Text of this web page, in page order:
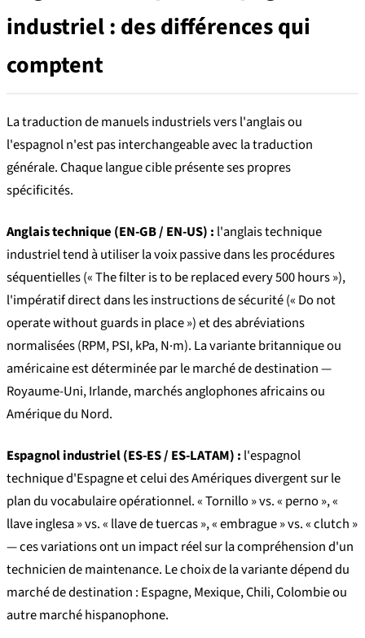
industriel : des différences qui
comptent
La traduction de manuels industriels vers l'anglais ou
l'espagnol n'est pas interchangeable avec la traduction
générale. Chaque langue cible présente ses propres
spécificités.
Anglais technique (EN-GB / EN-US) : l'anglais technique
industriel tend à utiliser la voix passive dans les procédures
séquentielles (« The filter is to be replaced every 500 hours »),
l'impératif direct dans les instructions de sécurité (« Do not
operate without guards in place ») et des abréviations
normalisées (RPM, PSI, kPa, N·m). La variante britannique ou
américaine est déterminée par le marché de destination —
Royaume-Uni, Irlande, marchés anglophones africains ou
Amérique du Nord.
Espagnol industriel (ES-ES / ES-LATAM) : l'espagnol
technique d'Espagne et celui des Amériques divergent sur le
plan du vocabulaire opérationnel. « Tornillo » vs. « perno », «
llave inglesa » vs. « llave de tuercas », « embrague » vs. « clutch »
— ces variations ont un impact réel sur la compréhension d'un
technicien de maintenance. Le choix de la variante dépend du
marché de destination : Espagne, Mexique, Chili, Colombie ou
autre marché hispanophone.